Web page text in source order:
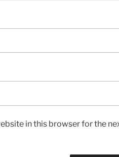
in this browser for the